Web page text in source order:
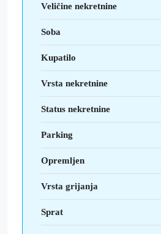
Veličine nekretnine
Soba
Kupatilo
Vrsta nekretnine
Status nekretnine
Parking
Opremljen
Vrsta grijanja
Sprat